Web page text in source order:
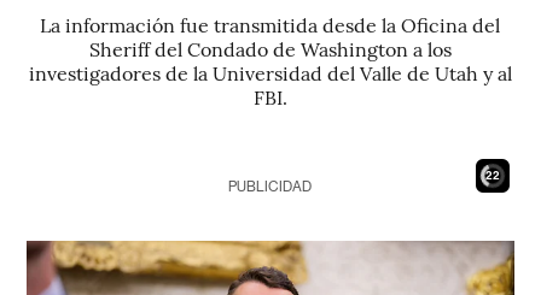
La información fue transmitida desde la Oficina del
Sheriff del Condado de Washington a los
investigadores de la Universidad del Valle de Utah y al
FBI.
20
PUBLICIDAD